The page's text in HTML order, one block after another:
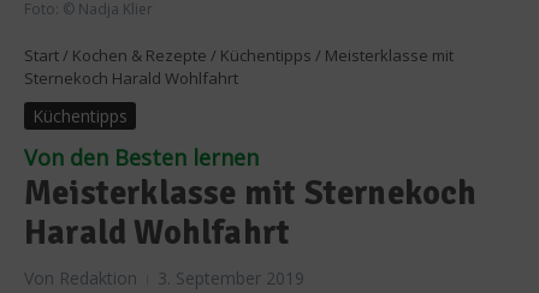
Foto: © Nadja Klier
Start / Kochen & Rezepte / Küchentipps / Meisterklasse mit
Sternekoch Harald Wohlfahrt
Küchentipps
Von den Besten lernen
Meisterklasse mit Sternekoch
Harald Wohlfahrt
Von Redaktion 3. September 2019